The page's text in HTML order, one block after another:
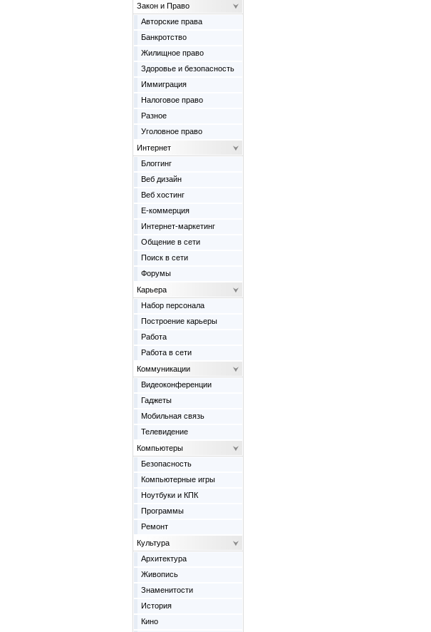
Закон и Право
Авторские права
Банкротство
Жилищное право
Здоровье и безопасность
Иммиграция
Налоговое право
Разное
Уголовное право
Интернет
Блоггинг
Веб дизайн
Веб хостинг
Е-коммерция
Интернет-маркетинг
Общение в сети
Поиск в сети
Форумы
Карьера
Набор персонала
Построение карьеры
Работа
Работа в сети
Коммуникации
Видеоконференции
Гаджеты
Мобильная связь
Телевидение
Компьютеры
Безопасность
Компьютерные игры
Ноутбуки и КПК
Программы
Ремонт
Культура
Архитектура
Живопись
Знаменитости
История
Кино